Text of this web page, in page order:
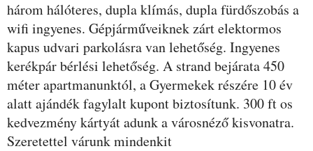
három hálóteres, dupla klímás, dupla fürdőszobás a
wifi ingyenes. Gépjárműveiknek zárt elektormos
kapus udvari parkolásra van lehetőség. Ingyenes
kerékpár bérlési lehetőség. A strand bejárata 450
méter apartmanunktól, a Gyermekek részére 10 év
alatt ajándék fagylalt kupont biztosítunk. 300 ft os
kedvezmény kártyát adunk a városnéző kisvonatra.
Szeretettel várunk mindenkit